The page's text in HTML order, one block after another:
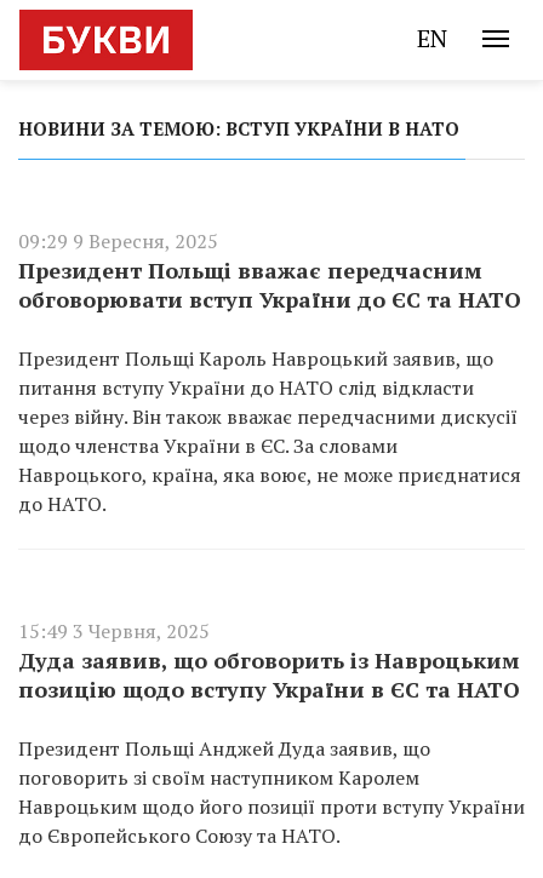
EN
НОВИНИ ЗА ТЕМОЮ: ВСТУП УКРАЇНИ В НАТО
09:29 9 Вересня, 2025
Президент Польщі вважає передчасним
обговорювати вступ України до ЄС та НАТО
Президент Польщі Кароль Навроцький заявив, що
питання вступу України до НАТО слід відкласти
через війну. Він також вважає передчасними дискусії
щодо членства України в ЄС. За словами
Навроцького, країна, яка воює, не може приєднатися
до НАТО.
15:49 3 Червня, 2025
Дуда заявив, що обговорить із Навроцьким
позицію щодо вступу України в ЄС та НАТО
Президент Польщі Анджей Дуда заявив, що
поговорить зі своїм наступником Каролем
Навроцьким щодо його позиції проти вступу України
до Європейського Союзу та НАТО.